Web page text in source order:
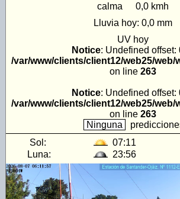
calma
0,0 kmh
Lluvia hoy: 0,0 mm
UV hoy
Notice: Undefined offset:
/var/www/clients/client12/web25/
on line 263
Notice: Undefined offset:
/var/www/clients/client12/web25/
on line 263
Ninguna
Sol:
07:11
Luna:
23:56